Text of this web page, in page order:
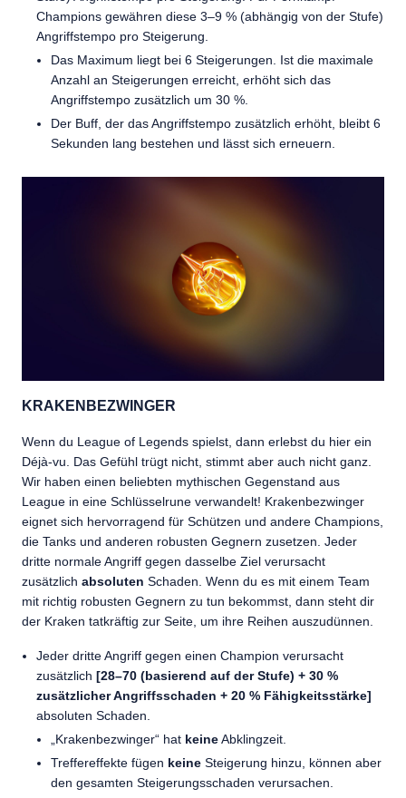
Champions gewähren diese 3–9 % (abhängig von der Stufe)
Angriffstempo pro Steigerung.
Das Maximum liegt bei 6 Steigerungen. Ist die maximale
Anzahl an Steigerungen erreicht, erhöht sich das
Angriffstempo zusätzlich um 30 %.
Der Buff, der das Angriffstempo zusätzlich erhöht, bleibt 6
Sekunden lang bestehen und lässt sich erneuern.
KRAKENBEZWINGER
Wenn du League of Legends spielst, dann erlebst du hier ein
Déjà-vu. Das Gefühl trügt nicht, stimmt aber auch nicht ganz.
Wir haben einen beliebten mythischen Gegenstand aus
League in eine Schlüsselrune verwandelt! Krakenbezwinger
eignet sich hervorragend für Schützen und andere Champions,
die Tanks und anderen robusten Gegnern zusetzen. Jeder
dritte normale Angriff gegen dasselbe Ziel verursacht
zusätzlich absoluten Schaden. Wenn du es mit einem Team
mit richtig robusten Gegnern zu tun bekommst, dann steht dir
der Kraken tatkräftig zur Seite, um ihre Reihen auszudünnen.
Jeder dritte Angriff gegen einen Champion verursacht
zusätzlich [28–70 (basierend auf der Stufe) + 30 %
zusätzlicher Angriffsschaden + 20 % Fähigkeitsstärke]
absoluten Schaden.
„Krakenbezwinger“ hat keineAbklingzeit.
Treffereffekte fügen keine Steigerung hinzu, können aber
den gesamten Steigerungsschaden verursachen.